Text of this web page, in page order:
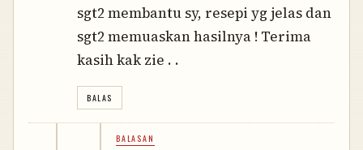
sgt2 membantu sy, resepi yg jelas dan
sgt2 memuaskan hasilnya ! Terima
kasih kak zie . .
BALAS
BALASAN